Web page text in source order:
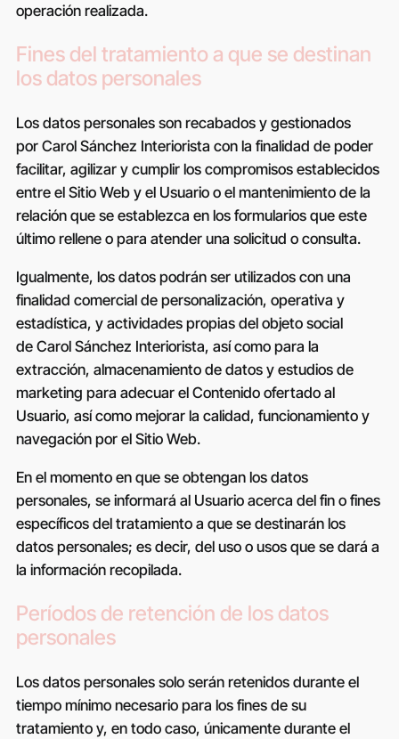
operación realizada.
Fines del tratamiento a que se destinan
los datos personales
Los datos personales son recabados y gestionados
por Carol Sánchez Interiorista con la finalidad de poder
facilitar, agilizar y cumplir los compromisos establecidos
entre el Sitio Web y el Usuario o el mantenimiento de la
relación que se establezca en los formularios que este
último rellene o para atender una solicitud o consulta.
Igualmente, los datos podrán ser utilizados con una
finalidad comercial de personalización, operativa y
estadística, y actividades propias del objeto social
de Carol Sánchez Interiorista, así como para la
extracción, almacenamiento de datos y estudios de
marketing para adecuar el Contenido ofertado al
Usuario, así como mejorar la calidad, funcionamiento y
navegación por el Sitio Web.
En el momento en que se obtengan los datos
personales, se informará al Usuario acerca del fin o fines
específicos del tratamiento a que se destinarán los
datos personales; es decir, del uso o usos que se dará a
la información recopilada.
Períodos de retención de los datos
personales
Los datos personales solo serán retenidos durante el
tiempo mínimo necesario para los fines de su
tratamiento y, en todo caso, únicamente durante el